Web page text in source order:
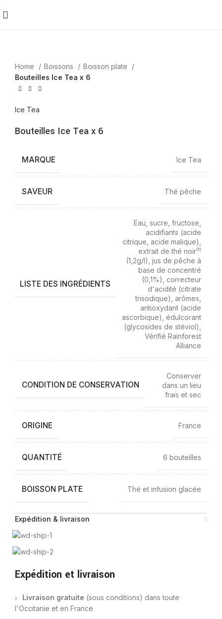
Home Boissons
Boisson plate
Bouteilles Ice Tea x 6
Ice Tea
Bouteilles Ice Tea x 6
MARQUE Ice Tea
SAVEUR Thé pêche
LISTE DES INGRÉDIENTS
Eau, sucre, fructose,
acidifiants (acide
citrique, acide malique),
extrait de thé noir⁽¹⁾
(1,2g/l), jus de pêche à
base de concentré
(0,1%), correcteur
d'acidité (citrate
trisodique), arômes,
antioxydant (acide
ascorbique), édulcorant
(glycosides de stéviol),
Vérifié Rainforest
Alliance
CONDITION DE CONSERVATION
Conserver
dans un lieu
frais et sec
ORIGINE France
QUANTITÉ 6 bouteilles
BOISSON PLATE Thé et infusion glacée
Expédition & livraison
Expédition et livraison
Livraison gratuite (sous conditions) dans toute
l'Occitanie et en France